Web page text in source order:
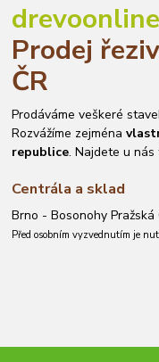
Prodej
ČR
Prodáváme veškeré
Rozvážíme zejména
republice. Najdete u
Centrála a sklad
Brno - Bosonohy
Před osobním vyzvednutím je